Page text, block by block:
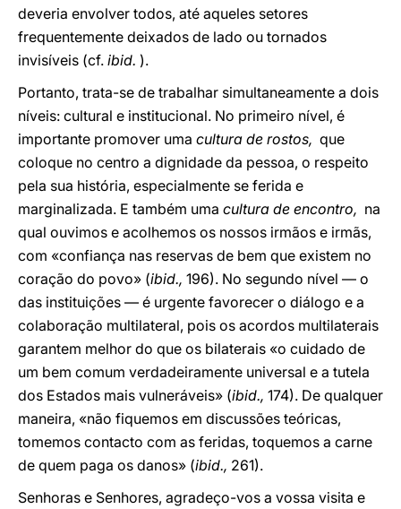
deveria envolver todos, até aqueles setores
frequentemente deixados de lado ou tornados
invisíveis (cf. ibid. ).
Portanto, trata-se de trabalhar simultaneamente a dois
níveis: cultural e institucional. No primeiro nível, é
importante promover uma cultura de rostos, que
coloque no centro a dignidade da pessoa, o respeito
pela sua história, especialmente se ferida e
marginalizada. E também uma cultura de encontro, na
qual ouvimos e acolhemos os nossos irmãos e irmãs,
com «confiança nas reservas de bem que existem no
coração do povo» (ibid., 196). No segundo nível — o
das instituições — é urgente favorecer o diálogo e a
colaboração multilateral, pois os acordos multilaterais
garantem melhor do que os bilaterais «o cuidado de
um bem comum verdadeiramente universal e a tutela
dos Estados mais vulneráveis» (ibid., 174). De qualquer
maneira, «não fiquemos em discussões teóricas,
tomemos contacto com as feridas, toquemos a carne
de quem paga os danos» (ibid., 261).
Senhoras e Senhores, agradeço-vos a vossa visita e